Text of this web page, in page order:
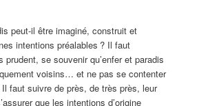
peut-il être imaginé, construit et
intentions préalables ? Il faut
se souvenir qu’enfer et paradis
voisins… et ne pas se contenter
faut suivre de près, de très près, leur
que les intentions d’origine